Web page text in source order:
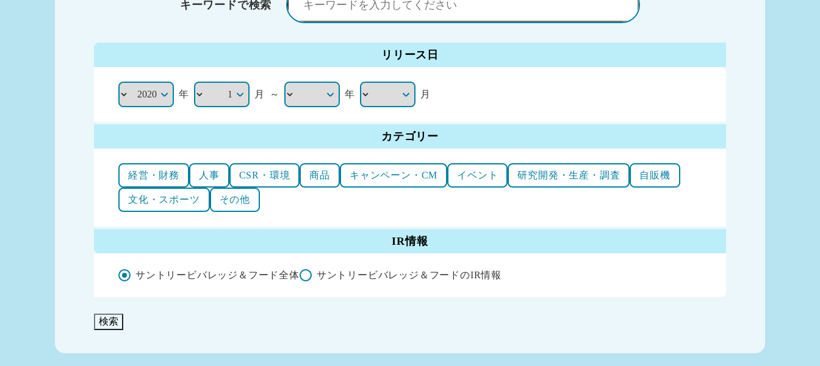
キーワードで検索
リリース日
年 月 ～ 年 月
カテゴリー
経営・財務 人事 CSR・環境 商品 キャンペーン・CM イベント 研究開発・生産・調査 自販機
文化・スポーツ その他
IR情報
サントリービバレッジ＆フード全体 サントリービバレッジ＆フードのIR情報
検索